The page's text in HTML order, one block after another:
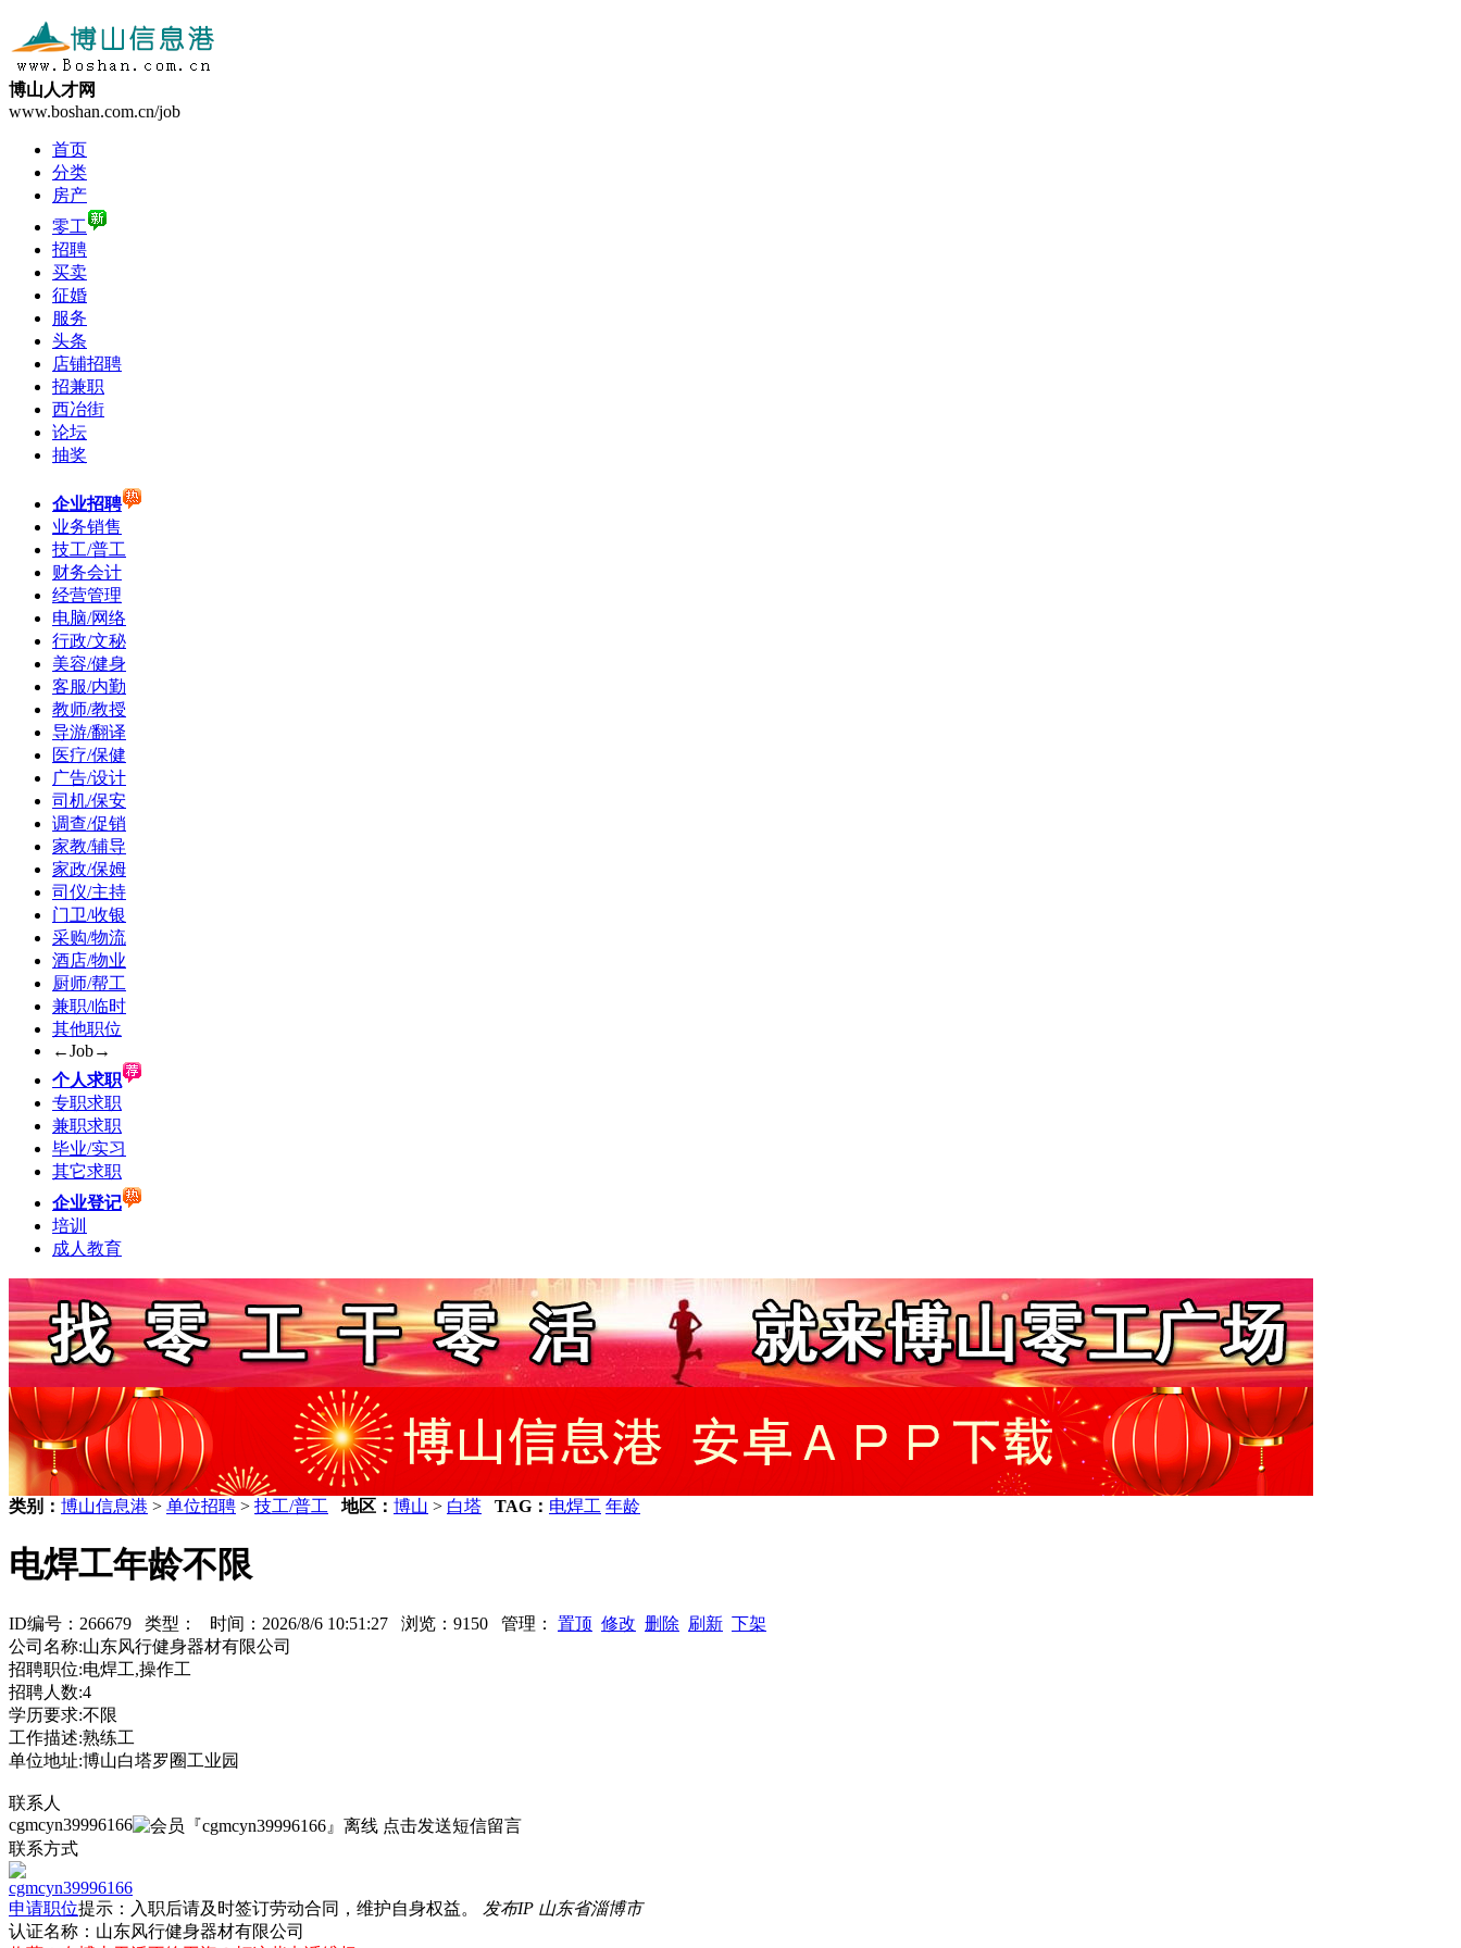
博山人才网
www.boshan.com.cn/job
首页
分类
房产
零工
招聘
买卖
征婚
服务
头条
店铺招聘
招兼职
西冶街
论坛
抽奖
企业招聘
业务销售
技工/普工
财务会计
经营管理
电脑/网络
行政/文秘
美容/健身
客服/内勤
教师/教授
导游/翻译
医疗/保健
广告/设计
司机/保安
调查/促销
家教/辅导
家政/保姆
司仪/主持
门卫/收银
采购/物流
酒店/物业
厨师/帮工
兼职/临时
其他职位
←Job→
个人求职
专职求职
兼职求职
毕业/实习
其它求职
企业登记
培训
成人教育
类别： 博山信息港 > 单位招聘 > 技工/普工 地区： 博山 > 白塔 TAG： 电焊工 年龄
电焊工年龄不限
ID编号：266679 类型： 时间：2026/8/6 10:51:27 浏览：9150 管理： 置顶 修改 删除 刷新 下架
公司名称:山东风行健身器材有限公司
招聘职位:电焊工,操作工
招聘人数:4
学历要求:不限
工作描述:熟练工
单位地址:博山白塔罗圈工业园
联系人
cgmcyn39996166
联系方式
cgmcyn39996166
申请职位提示：入职后请及时签订劳动合同 ，维护自身权益。 发布IP 山东省淄博市
认证名称：山东风行健身器材有限公司